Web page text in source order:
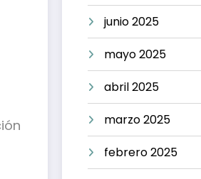
junio 2025
mayo 2025
abril 2025
marzo 2025
febrero 2025